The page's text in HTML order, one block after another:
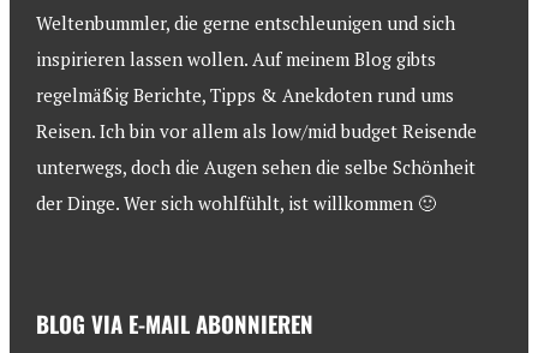
Weltenbummler, die gerne entschleunigen und sich
inspirieren lassen wollen. Auf meinem Blog gibts
regelmäßig Berichte, Tipps & Anekdoten rund ums
Reisen. Ich bin vor allem als low/mid budget Reisende
unterwegs, doch die Augen sehen die selbe Schönheit
der Dinge. Wer sich wohlfühlt, ist willkommen 🙂
BLOG VIA E-MAIL ABONNIEREN